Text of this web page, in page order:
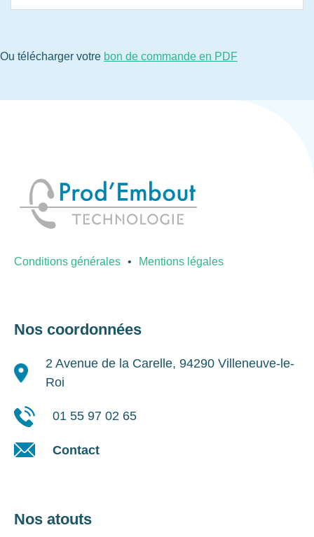
Ou télécharger votre bon de commande en PDF
Conditions générales Mentions légales
Nos coordonnées
2 Avenue de la Carelle, 94290 Villeneuve-le-
Roi
01 55 97 02 65
Contact
Nos atouts